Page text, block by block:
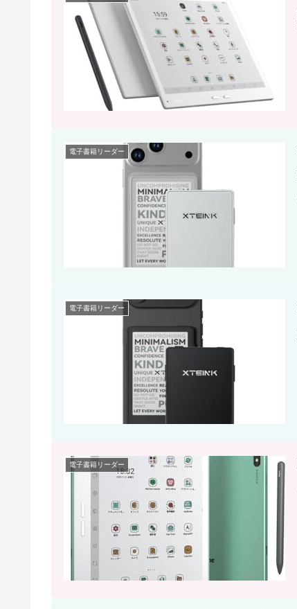
電子書籍リーダー
電子書籍リーダー
電子書籍リーダー